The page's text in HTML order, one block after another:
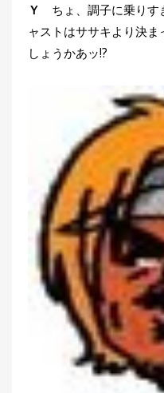
Ｙ ちょ、調子に乗り
ャストはササキより決
しょうかあッ!?